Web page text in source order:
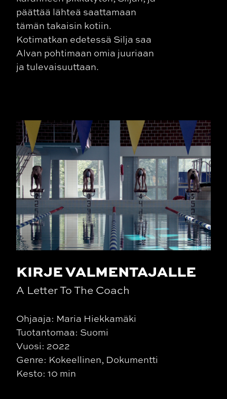
päättää lähteä saattamaan
tämän takaisin kotiin.
Kotimatkan edetessä Silja saa
Alvan pohtimaan omia juuriaan
ja tulevaisuuttaan.
KIRJE VALMENTAJALLE
A Letter To The Coach
Ohjaaja: Maria Hiekkamäki
Tuotantomaa: Suomi
Vuosi: 2022
Genre: Kokeellinen, Dokumentti
Kesto: 10 min